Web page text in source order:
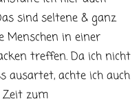
sind seltene & ganz
Menschen in einer
treffen. Da ich nicht
ausartet, achte ich auch
zum